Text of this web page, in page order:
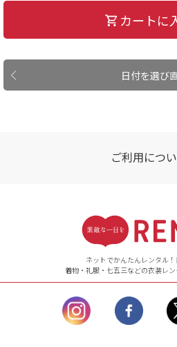
日付を選び
カートに
ご利用につ
【ご注文（インターネット）】
24時間年中無休
【お問い合わせ窓口（メー
ル）】10:00~17:00
土曜日、日曜日、臨
時休業日を除く。
営業時間外にいただ
ネットでかんたんレンタル！
着物・礼服・七五三などの衣装レン